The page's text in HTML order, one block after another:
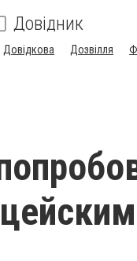
Довідник
Довідкова Дозвілля